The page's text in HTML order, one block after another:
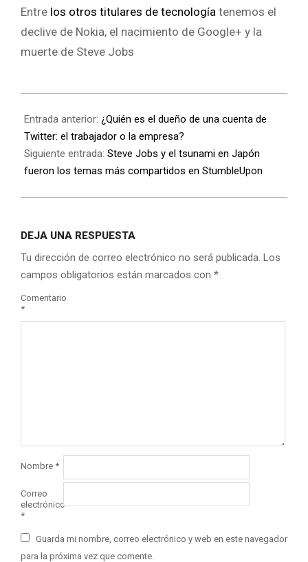
Entre los otros titulares de tecnología tenemos el
declive de Nokia, el nacimiento de Google+ y la
muerte de Steve Jobs
Entrada anterior: ¿Quién es el dueño de una cuenta de
Twitter: el trabajador o la empresa?
Siguiente entrada: Steve Jobs y el tsunami en Japón
fueron los temas más compartidos en StumbleUpon
DEJA UNA RESPUESTA
Tu dirección de correo electrónico no será publicada. Los
campos obligatorios están marcados con *
Comentario
*
Nombre *
Correo
electrónico
*
Guarda mi nombre, correo electrónico y web en este navegador
para la próxima vez que comente.